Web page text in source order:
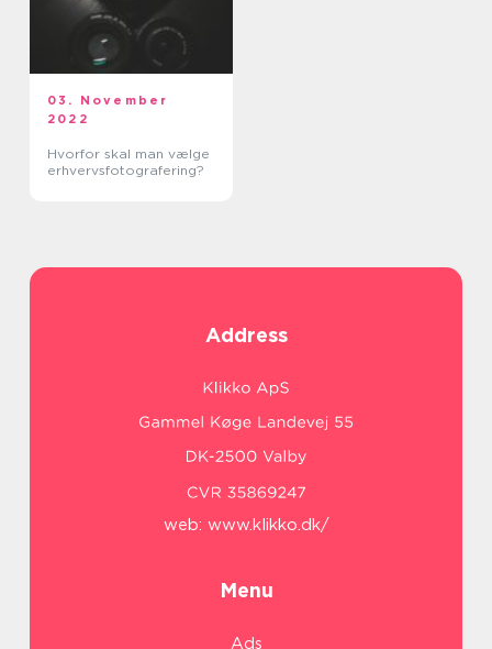
03. November
2022
Hvorfor skal man vælge
erhvervsfotografering?
Address
web: www.klikko.dk/
Menu
Ads